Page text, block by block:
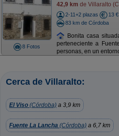
8 Fotos
42,9 km de Villaralto
2-11+2 plazas
13 €
83 km de Córdoba
Bonita casa
perteneciente a
personas, en un
Cerca de Villaralto:
El Viso (Córdoba) a 3,9 km
Fuente La Lancha (Córdoba) a 6,7 km